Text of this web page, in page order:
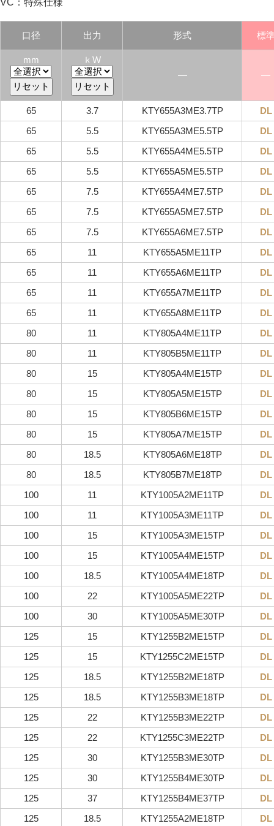
VC：特殊仕様
口径 出力 形式 標
mm
ｋW
―
―
65 3.7 KTY655A3ME3.7TP
DL
65
5.5 KTY655A3ME5.5TP
DL
65
5.5 KTY655A4ME5.5TP
DL
65
5.5 KTY655A5ME5.5TP
DL
65
7.5 KTY655A4ME7.5TP
DL
65
7.5 KTY655A5ME7.5TP
DL
65
7.5 KTY655A6ME7.5TP
DL
65
11 KTY655A5ME11TP
DL
65
11 KTY655A6ME11TP
DL
65
11 KTY655A7ME11TP
DL
65
11 KTY655A8ME11TP
DL
80
11 KTY805A4ME11TP
DL
80
11 KTY805B5ME11TP
DL
80
15 KTY805A4ME15TP
DL
80
15 KTY805A5ME15TP
DL
80
15 KTY805B6ME15TP
DL
80
15 KTY805A7ME15TP
DL
80
18.5 KTY805A6ME18TP
DL
80
18.5 KTY805B7ME18TP
DL
100
11 KTY1005A2ME11TP
DL
100
11 KTY1005A3ME11TP
DL
100
15 KTY1005A3ME15TP
DL
100
15 KTY1005A4ME15TP
DL
100
18.5 KTY1005A4ME18TP
DL
100
22 KTY1005A5ME22TP
DL
100
30 KTY1005A5ME30TP
DL
125
15 KTY1255B2ME15TP
DL
125
15 KTY1255C2ME15TP
DL
125
18.5 KTY1255B2ME18TP
DL
125
18.5 KTY1255B3ME18TP
DL
125
22 KTY1255B3ME22TP
DL
125
22 KTY1255C3ME22TP
DL
125
30 KTY1255B3ME30TP
DL
125
30 KTY1255B4ME30TP
DL
125
37 KTY1255B4ME37TP
DL
125
18.5 KTY1255A2ME18TP
DL